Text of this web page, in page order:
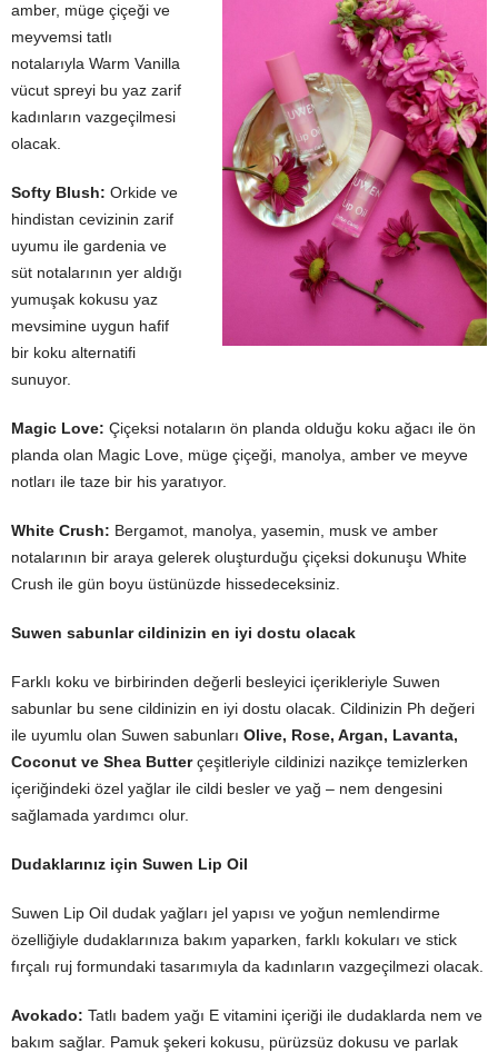
amber, müge çiçeği ve
meyvemsi tatlı
notalarıyla Warm Vanilla
vücut spreyi bu yaz zarif
kadınların vazgeçilmesi
olacak.
Softy Blush: Orkide ve
hindistan cevizinin zarif
uyumu ile gardenia ve
süt notalarının yer aldığı
yumuşak kokusu yaz
mevsimine uygun hafif
bir koku alternatifi
sunuyor.
Magic Love: Çiçeksi notaların ön planda olduğu koku ağacı ile ön
planda olan Magic Love, müge çiçeği, manolya, amber ve meyve
notları ile taze bir his yaratıyor.
White Crush: Bergamot, manolya, yasemin, musk ve amber
notalarının bir araya gelerek oluşturduğu çiçeksi dokunuşu White
Crush ile gün boyu üstünüzde hissedeceksiniz.
Suwen sabunlar cildinizin en iyi dostu olacak
Farklı koku ve birbirinden değerli besleyici içerikleriyle Suwen
sabunlar bu sene cildinizin en iyi dostu olacak. Cildinizin Ph değeri
ile uyumlu olan Suwen sabunları Olive, Rose, Argan, Lavanta,
Coconut ve Shea Butterçeşitleriyle cildinizi nazikçe temizlerken
içeriğindeki özel yağlar ile cildi besler ve yağ – nem dengesini
sağlamada yardımcı olur.
Dudaklarınız için Suwen Lip Oil
Suwen Lip Oil dudak yağları jel yapısı ve yoğun nemlendirme
özelliğiyle dudaklarınıza bakım yaparken, farklı kokuları ve stick
fırçalı ruj formundaki tasarımıyla da kadınların vazgeçilmezi olacak.
Avokado: Tatlı badem yağı E vitamini içeriği ile dudaklarda nem ve
bakım sağlar. Pamuk şekeri kokusu, pürüzsüz dokusu ve parlak